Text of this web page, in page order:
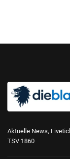
Aktuelle News,
TSV 1860